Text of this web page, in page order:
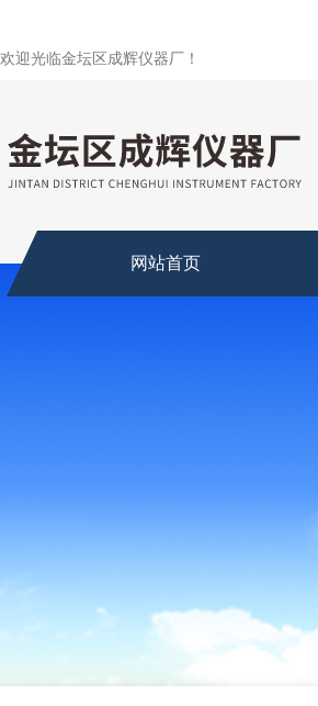
欢迎光临金坛区成辉仪器厂！
网站首页